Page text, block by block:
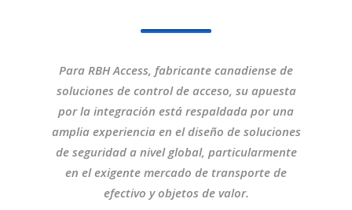
Para RBH Access, fabricante canadiense de
soluciones de control de acceso, su apuesta
por la integración está respaldada por una
amplia experiencia en el diseño de soluciones
de seguridad a nivel global, particularmente
en el exigente mercado de transporte de
efectivo y objetos de valor.